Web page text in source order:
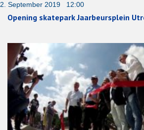
2. September 2019 12:00
Opening skatepark Jaarbeursplein